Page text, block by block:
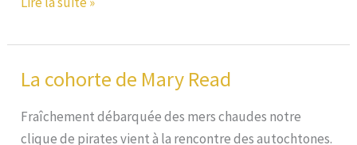
La cohorte de Mary Read
Fraîchement débarquée des mers chaudes notre
clique de pirates vient à la rencontre des autochtones.